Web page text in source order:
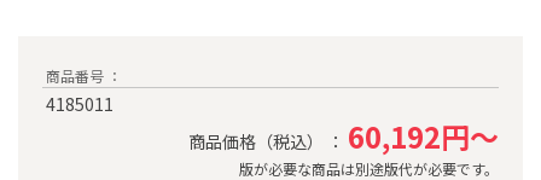
商品番号 ：
4185011
商品価格（税込） ： 60,192円～
版が必要な商品は別途版代が必要です。